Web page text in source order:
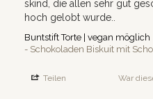
skind, die allen sehr gut
hoch gelobt wurde..
Buntstift Torte | vegan möglich
Schokoladen Biskuit mit
Teilen War